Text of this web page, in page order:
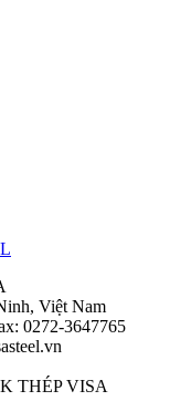
Việt Nam
0272-3647765
THÉP VISA